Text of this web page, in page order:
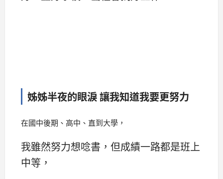
姊姊半夜的眼淚 讓我知道我要更努力
在國中後期、高中、直到大學，
我雖然努力想唸書，但成績一路都是班上
中等，